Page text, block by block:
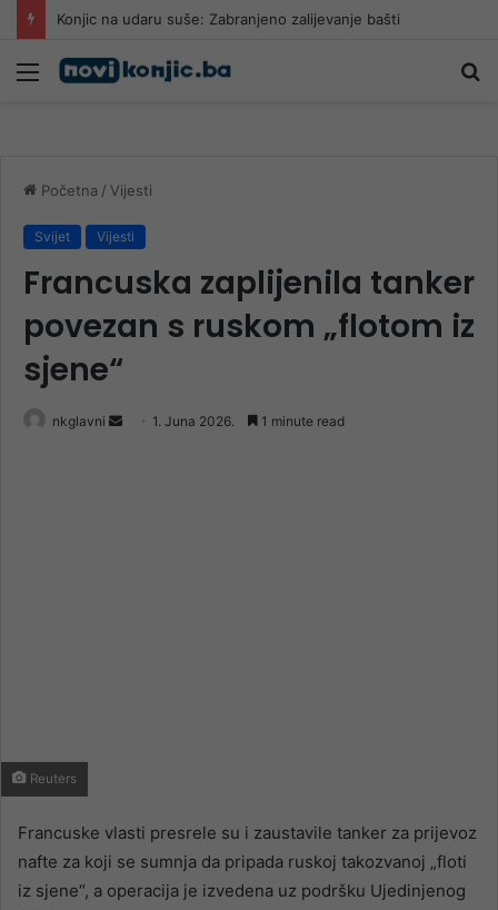
Konjic na udaru suše: Zabranjeno zalijevanje bašti
Meni
Početna / Vijesti
Svijet Vijesti
Francuska zaplijenila tanker
povezan s ruskom „flotom iz
sjene“
nkglavni
Send 1. Juna 2026. 1 minute read
Reuters
Francuske vlasti presrele su i zaustavile tanker za prijevoz
nafte za koji se sumnja da pripada ruskoj takozvanoj „floti
iz sjene“, a operacija je izvedena uz podršku Ujedinjenog